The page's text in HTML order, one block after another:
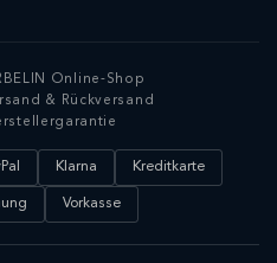
Online-Shop
& Rückversand
Klarna Kreditkarte
Vorkasse